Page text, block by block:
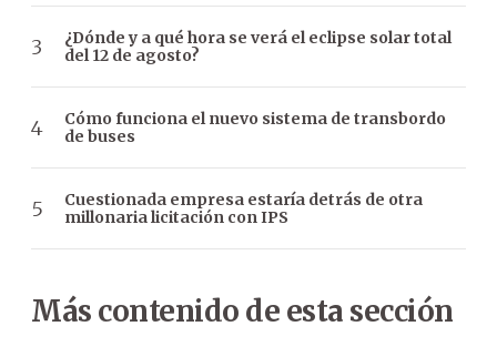
¿Dónde y a qué hora se verá el eclipse solar total
del 12 de agosto?
Cómo funciona el nuevo sistema de transbordo
de buses
Cuestionada empresa estaría detrás de otra
millonaria licitación con IPS
Más contenido de esta sección